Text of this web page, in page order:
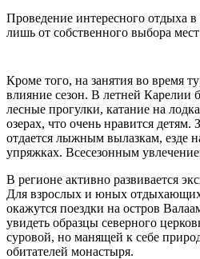
Проведение интересного отдыха
лишь от собственного выбора
Кроме того, на занятия во время
влияние сезон. В летней Карелии
лесные прогулки, катание на
озерах, что очень нравится
отдается лыжным вылазкам, езде
упряжках. Всесезонным
В регионе активно развивается
Для взрослых и юных
окажутся поездки на остров
увидеть образцы северного
суровой, но манящей к себе
обитателей монастыря.